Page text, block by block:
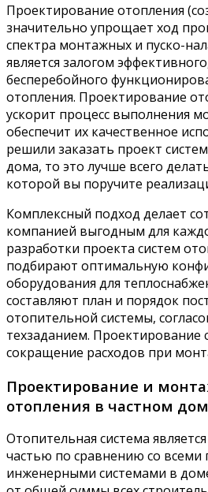
Проектирование отопления
значительно упрощает ход
спектра монтажных и пуско-
является залогом
бесперебойного
отопления. Проектирование
ускорит процесс выполнения
обеспечит их качественное
решили заказать проект
дома, то это лучше всего
которой вы поручите
Комплексный подход делает
компанией выгодным для
разработки проекта систем
подбирают оптимальную
оборудования для
составляют план и порядок
отопительной системы,
техзаданием.
сокращение расходов при
Проектирование и
отопления в частном
Отопительная система
частью по сравнению со всеми
инженерными системами в